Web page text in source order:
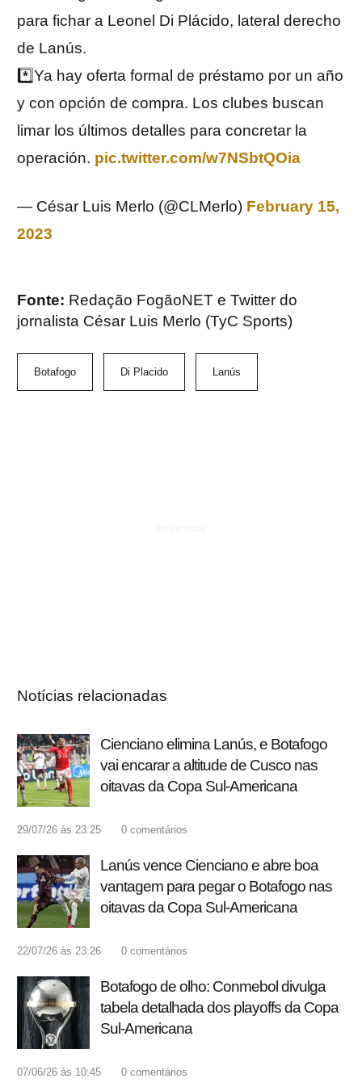
para fichar a Leonel Di Plácido, lateral derecho
de Lanús.
*️⃣Ya hay oferta formal de préstamo por un año
y con opción de compra. Los clubes buscan
limar los últimos detalles para concretar la
operación. pic.twitter.com/w7NSbtQOia
— César Luis Merlo (@CLMerlo) February 15,
2023
Fonte: Redação FogãoNET e Twitter do
jornalista César Luis Merlo (TyC Sports)
Botafogo Di Placido Lanús
Notícias relacionadas
Cienciano elimina Lanús, e Botafogo
vai encarar a altitude de Cusco nas
oitavas da Copa Sul-Americana
29/07/26 às 23:25 0 comentários
Lanús vence Cienciano e abre boa
vantagem para pegar o Botafogo nas
oitavas da Copa Sul-Americana
22/07/26 às 23:26 0 comentários
Botafogo de olho: Conmebol divulga
tabela detalhada dos playoffs da Copa
Sul-Americana
07/06/26 às 10:45 0 comentários